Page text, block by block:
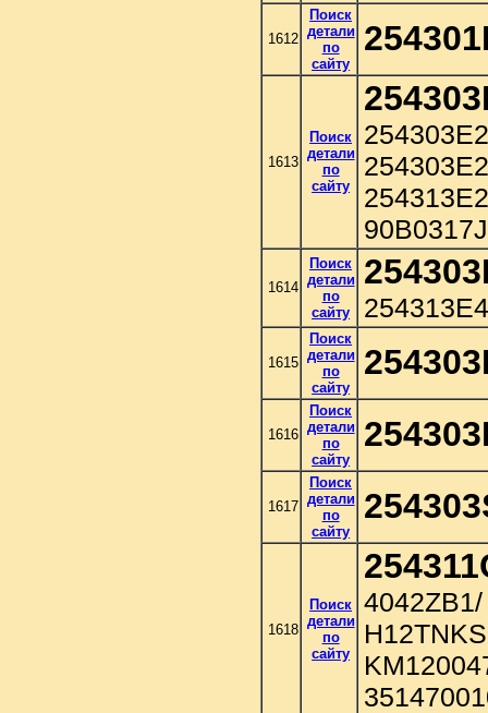
1612
Поиск
детали
по
сайту
1613
Поиск
детали
по
сайту
1614
Поиск
детали
по
сайту
1615
Поиск
детали
по
сайту
1616
Поиск
детали
по
сайту
1617
Поиск
детали
по
сайту
1618
Поиск
детали
по
сайту